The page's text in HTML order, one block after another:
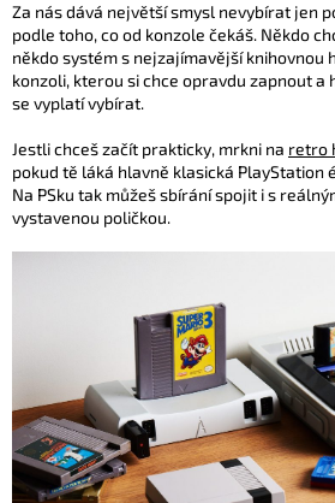
Za nás dává největší smysl nevybírat jen
podle toho, co od konzole čekáš. Někdo
někdo systém s nejzajímavější knihovnou
konzoli, kterou si chce opravdu zapnout a
se vyplatí vybírat.
Jestli chceš začít prakticky, mrkni na retro
pokud tě láká hlavně klasická PlayStation
Na PSku tak můžeš sbírání spojit i s
vystavenou poličkou.